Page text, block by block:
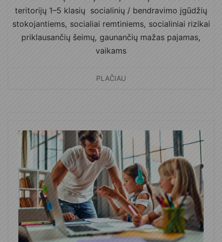
teritorijų 1–5 klasių socialinių / bendravimo įgūdžių
stokojantiems, socialiai remtiniems, socialiniai rizikai
priklausančių šeimų, gaunančių mažas pajamas,
vaikams
PLAČIAU